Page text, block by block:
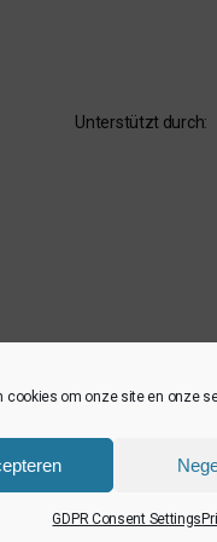
cookies om onze site en onze
GDPR Consent Settings
Unterstützt durch: